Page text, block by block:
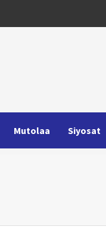
Mutolaa Siyosat